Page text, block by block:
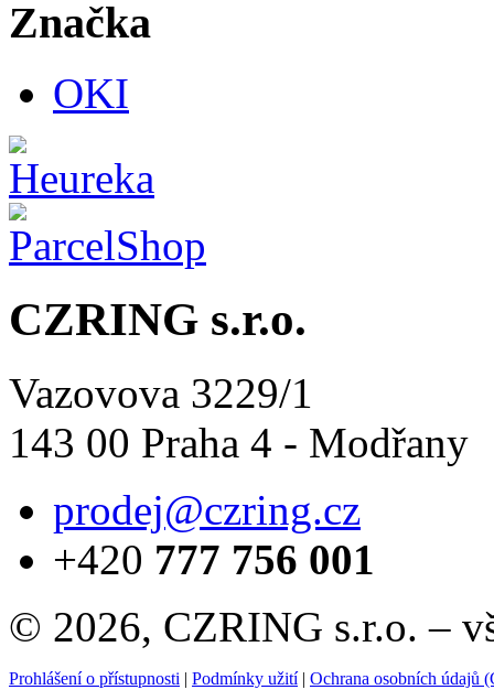
Značka
OKI
CZRING s.r.o.
Vazovova 3229/1
143 00 Praha 4 - Modřany
prodej@czring.cz
+420 777 756 001
© 2026, CZRING s.r.o. –
Prohlášení o přístupnosti | Podmínky užití| Ochrana osobních údajů